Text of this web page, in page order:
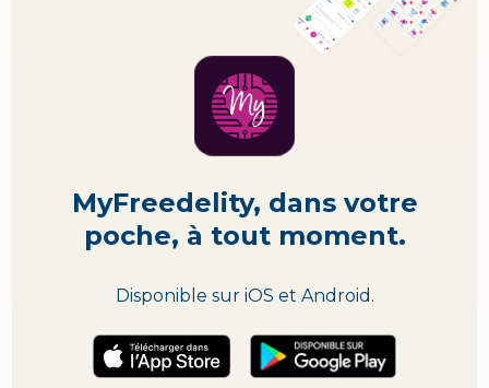
MyFreedelity, dans votre
poche, à tout moment.
Disponible sur iOS et Android.